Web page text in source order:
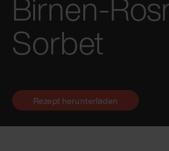
Sorbet
Rezept herunterladen